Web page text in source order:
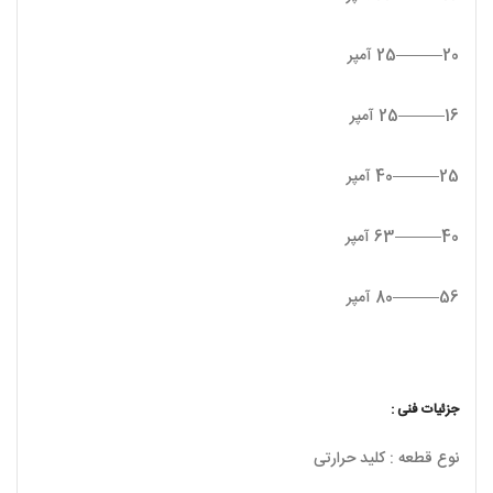
20———25 آمپر
16———25 آمپر
25———40 آمپر
40———63 آمپر
56———80 آمپر
جزئیات فنی :
نوع قطعه : کلید حرارتی